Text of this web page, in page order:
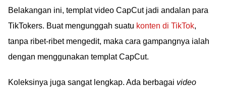
Belakangan ini, templat video CapCut jadi andalan para
TikTokers. Buat mengunggah suatu konten di TikTok,
tanpa ribet-ribet mengedit, maka cara gampangnya ialah
dengan menggunakan templat CapCut.
Koleksinya juga sangat lengkap. Ada berbagai video